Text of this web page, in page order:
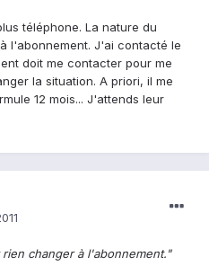
téléphone. La nature du
l'abonnement. J'ai contacté le
doit me contacter pour me
la situation. A priori, il me
12 mois... J'attends leur
changer à l'abonnement."